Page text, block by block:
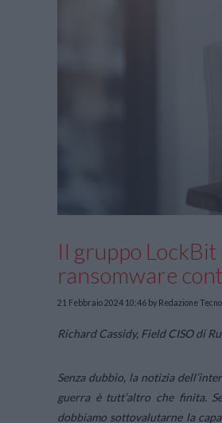
Il gruppo
ransomware
21 Febbraio 2024 10:46 by Redazione
Richard Cassidy, Field CISO di
Senza dubbio, la notizia
guerra è tutt’altro che finita.
dobbiamo sottovalutarne la